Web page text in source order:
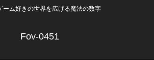
ーム好きの世界を広げる魔法の数字
Fov-0451